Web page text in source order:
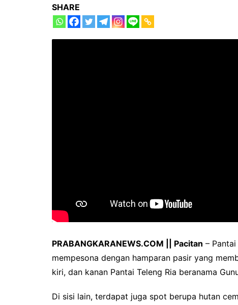
SHARE
PRABANGKARANEWS.COM || Pacitan –
mempesona dengan hamparan pasir yang
kiri, dan kanan Pantai Teleng Ria beranama
Di sisi lain, terdapat juga spot berupa hutan